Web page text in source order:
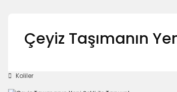
Çeyiz Taşımanın
Koliler